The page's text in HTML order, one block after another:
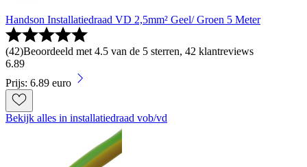
Handson Installatiedraad VD 2,5mm² Geel/ Groen 5 Meter
(42)Beoordeeld met 4.5 van de 5 sterren, 42 klantreviews
6.89
Prijs: 6.89 euro
Bekijk alles in installatiedraad vob/vd